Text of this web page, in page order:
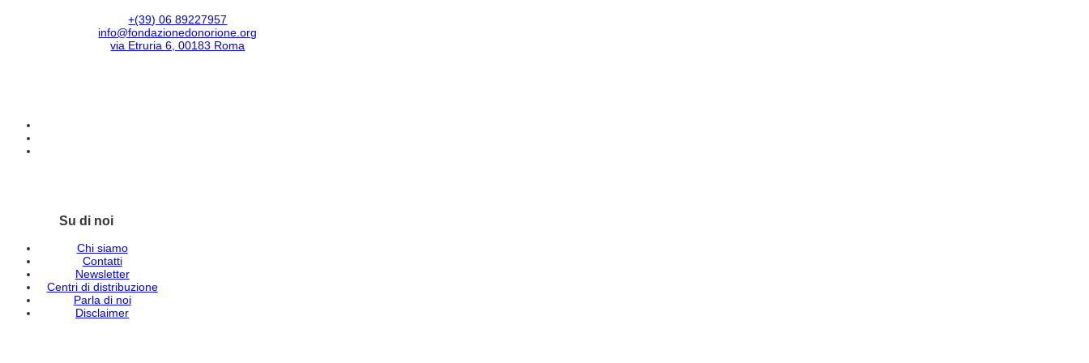
+(39) 06 89227957
info@fondazionedonorione.org
via Etruria 6, 00183 Roma
Su di noi
Chi siamo
Contatti
Newsletter
Centri di distribuzione
Parla di noi
Disclaimer